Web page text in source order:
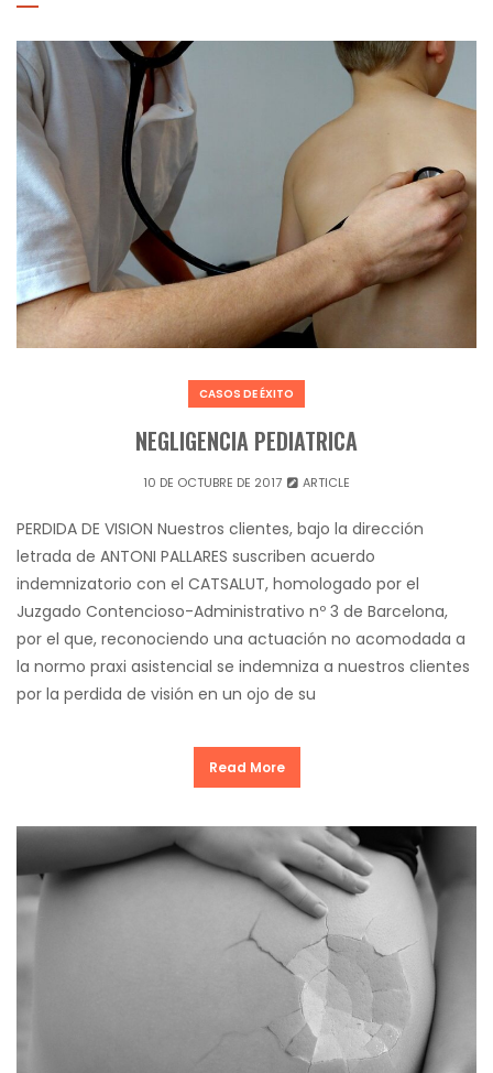
CASOS DE ÉXITO
NEGLIGENCIA PEDIATRICA
10 DE OCTUBRE DE 2017 ARTICLE
PERDIDA DE VISION Nuestros clientes, bajo la dirección
letrada de ANTONI PALLARES suscriben acuerdo
indemnizatorio con el CATSALUT, homologado por el
Juzgado Contencioso-Administrativo nº 3 de Barcelona,
por el que, reconociendo una actuación no acomodada a
la normo praxi asistencial se indemniza a nuestros clientes
por la perdida de visión en un ojo de su
Read More